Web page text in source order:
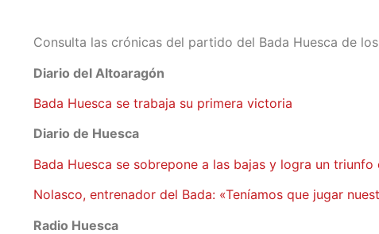
Consulta las crónicas del partido del Bada Huesca de
Diario del Altoaragón
Bada Huesca se trabaja su primera victoria
Diario de Huesca
Bada Huesca se sobrepone a las bajas y logra un
Nolasco, entrenador del Bada: «Teníamos que jugar
Radio Huesca